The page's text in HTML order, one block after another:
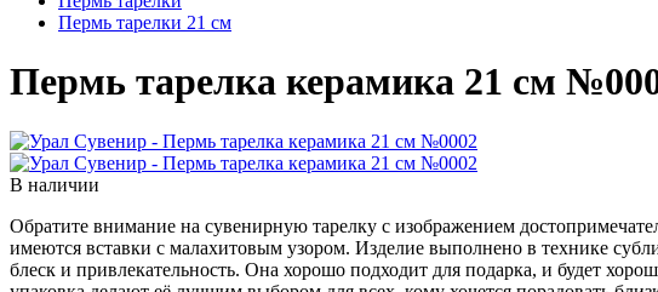
Пермь тарелки 21 см
Пермь тарелка керамика 21 см
В наличии
Обратите внимание на сувенирную тарелку с изображением
имеются вставки с малахитовым узором. Изделие выполнено в технике
блеск и привлекательность. Она хорошо подходит для подарка, и будет